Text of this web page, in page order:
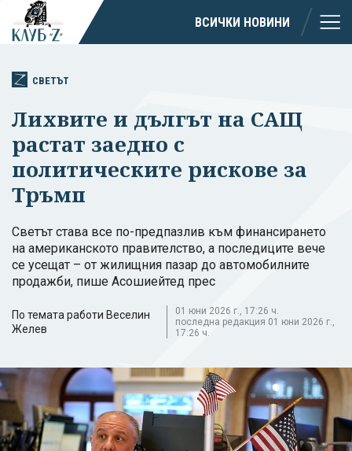
ВСИЧКИ НОВИНИ
СВЕТЪТ
Лихвите и дългът на САЩ
растат заедно с
политическите рискове за
Тръмп
Светът става все по-предпазлив към финансирането
на американското правителство, а последиците вече
се усещат – от жилищния пазар до автомобилните
продажби, пише Асошиейтед прес
По темата работи Веселин
Желев
01 юни 2026 г., 17:26 ч.
последна редакция 01 юни 2026 г.,
17:26 ч.